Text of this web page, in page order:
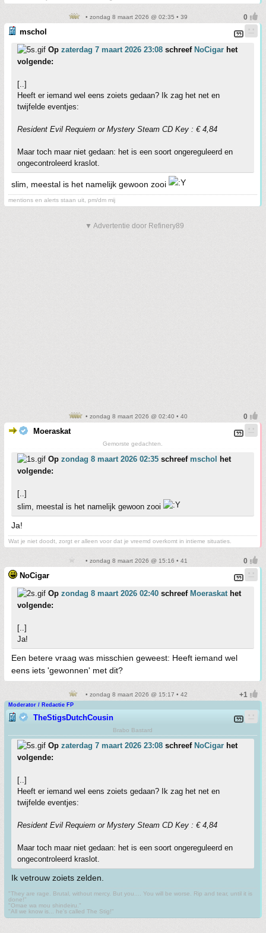
• zondag 8 maart 2026 @ 02:35 • 39
mschol
Op zaterdag 7 maart 2026 23:08 schreef NoCigar het
volgende:
[..]
Heeft er iemand wel eens zoiets gedaan? Ik zag het net en
twijfelde eventjes:
Resident Evil Requiem or Mystery Steam CD Key : € 4,84
Maar toch maar niet gedaan: het is een soort ongereguleerd en
ongecontroleerd kraslot.
slim, meestal is het namelijk gewoon zooi
mentions en alerts staan uit, pm/dm mij
▼ Advertentie door Refinery89
• zondag 8 maart 2026 @ 02:40 • 40
Moeraskat
Gemorste gedachten.
Op zondag 8 maart 2026 02:35 schreef mschol
het
volgende:
[..]
slim, meestal is het namelijk gewoon zooi
Ja!
Wat je niet doodt, zorgt er alleen voor dat je vreemd overkomt in intieme situaties.
• zondag 8 maart 2026 @ 15:16 • 41
NoCigar
Op zondag 8 maart 2026 02:40 schreef Moeraskathet
volgende:
[..]
Ja!
Een betere vraag was misschien geweest: Heeft iemand wel
eens iets 'gewonnen' met dit?
• zondag 8 maart 2026 @ 15:17 • 42
Moderator / Redactie FP
TheStigsDutchCousin
Brabo Bastard
Op zaterdag 7 maart 2026 23:08 schreef NoCigar het
volgende:
[..]
Heeft er iemand wel eens zoiets gedaan? Ik zag het net en
twijfelde eventjes:
Resident Evil Requiem or Mystery Steam CD Key : € 4,84
Maar toch maar niet gedaan: het is een soort ongereguleerd en
ongecontroleerd kraslot.
Ik vetrouw zoiets zelden.
"They are rage. Brutal, without mercy. But you.... You will be worse. Rip and tear, until it is
done!"
"Omae wa mou shindeiru."
"All we know is... he's called The Stig!"